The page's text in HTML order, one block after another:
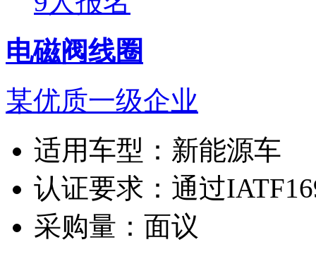
电磁阀线圈
某优质一级企业
适用车型： 新能源车
认证要求： 通过
采购量： 面议